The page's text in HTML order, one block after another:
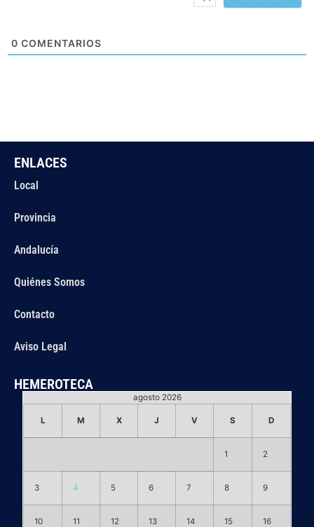
0 COMENTARIOS
ENLACES
Local
Provincia
Andalucía
Quiénes Somos
Contacto
Aviso Legal
HEMEROTECA
agosto 2026
L M X J V S D
1 2
3 4 5 6 7 8 9
10 11 12 13 14 15 16